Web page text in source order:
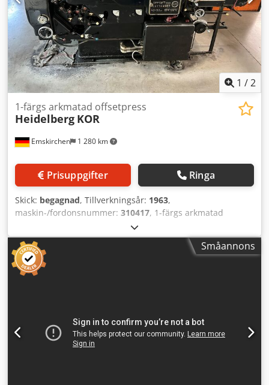
1 /2
Emskirchen 1 280 km
1-färgs arkmatad offsetpress
Heidelberg KOR
Prisuppgifter Ringa
Skick: begagnad, Tillverkningsår: 1963,
maskin-/fordonsnummer: 310417, 1-färgs arkmatad
offsettryckmaskin Heidelberg KORD64 Årsmodell 1963 -
Serienr. 310417 Max format: 400 x 570 mm Max hastighet:
8 000 ark/timme Konventionellt fuktningssystem Dkjdpfx
Ahjh U Dm Ssnjr Online-videogranskning via Skype Vi
välkomnar ert besök – fler maskiner i lager Omedelbart
Småannons